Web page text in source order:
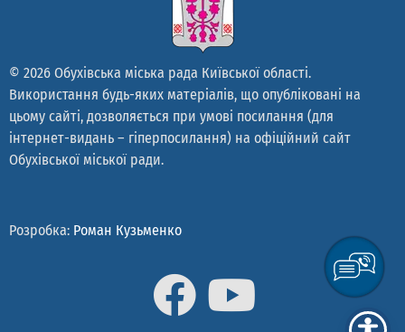
© 2026 Обухівська міська рада Київської області.
Використання будь-яких матеріалів, що опубліковані на
цьому сайті, дозволяється при умові посилання (для
інтернет-видань – гіперпосилання) на офіційний сайт
Обухівської міської ради.
Розробка: Роман Кузьменко